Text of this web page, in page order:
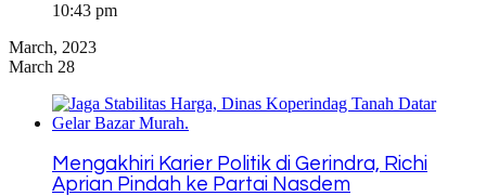
10:43 pm
March, 2023
March 28
Mengakhiri Karier Politik di Gerindra, Richi
Aprian Pindah ke Partai Nasdem